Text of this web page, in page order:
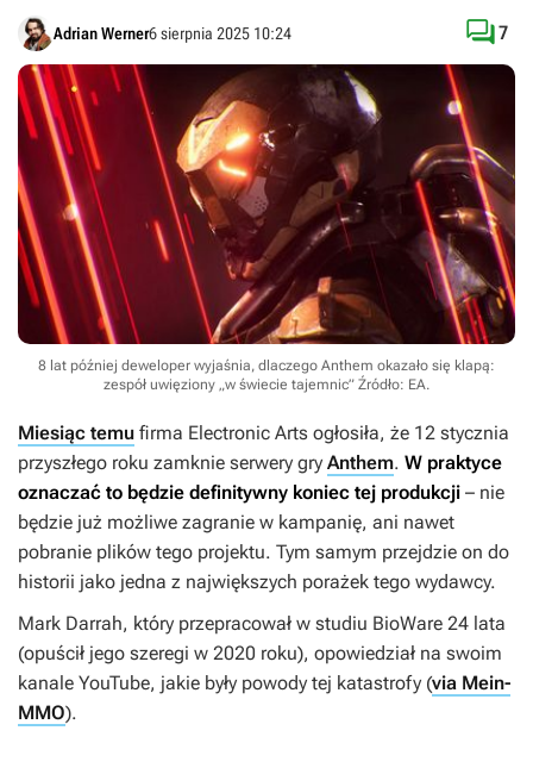
Adrian Werner6 sierpnia 2025 10:24 7
8 lat później deweloper wyjaśnia, dlaczego Anthem okazało się klapą:
zespół uwięziony „w świecie tajemnic” Źródło: EA.
Miesiąc temu firma Electronic Arts ogłosiła, że 12 stycznia
przyszłego roku zamknie serwery gry Anthem. W praktyce
oznaczać to będzie definitywny koniec tej produkcji – nie
będzie już możliwe zagranie w kampanię, ani nawet
pobranie plików tego projektu. Tym samym przejdzie on do
historii jako jedna z największych porażek tego wydawcy.
Mark Darrah, który przepracował w studiu BioWare 24 lata
(opuścił jego szeregi w 2020 roku), opowiedział na swoim
kanale YouTube, jakie były powody tej katastrofy (via Mein-
MMO).